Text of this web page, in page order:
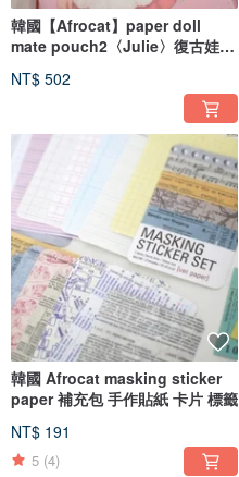
韓國【Afrocat】paper doll
mate pouch2〈Julie〉復古娃娃
NT$ 502
韓國 Afrocat masking sticker
paper 補充包 手作貼紙 卡片 標籤
NT$ 191
5 (4)